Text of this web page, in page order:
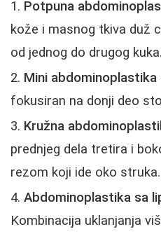
Potpuna
kože i masnog tkiva duž
od jednog do drugog kuka.
Mini abdominoplastika
fokusiran na donji deo
Kružna
prednjeg dela tretira i
rezom koji ide oko struka.
Abdominoplastika sa
Kombinacija uklanjanja